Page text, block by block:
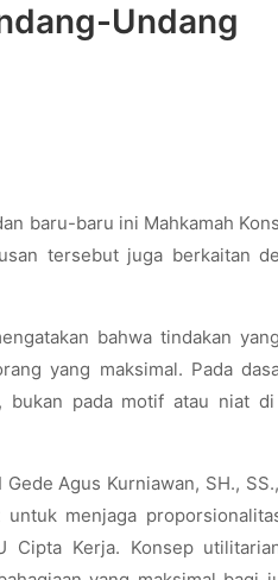
Undang
baru-baru ini Mahkamah
tersebut juga berkaitan
bahwa tindakan
yang maksimal. Pada
bukan pada motif atau niat
Gede Agus Kurniawan, SH.,
untuk menjaga
Cipta Kerja. Konsep